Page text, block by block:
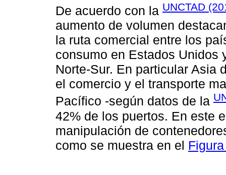
De acuerdo con la UNCTAD
aumento de volumen
la ruta comercial entre los
consumo en Estados Unidos
Norte-Sur. En particular Asia
el comercio y el transporte
Pacífico -según datos de la
42% de los puertos. En este
manipulación de
como se muestra en el